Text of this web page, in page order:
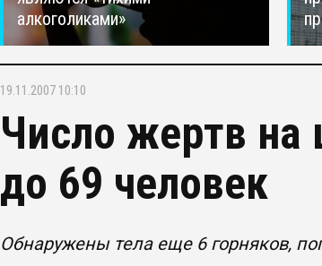
алкоголиками»
19.11.2007 10:10
Число жертв на
до 69 человек
Обнаружены тела еще 6 горняков,